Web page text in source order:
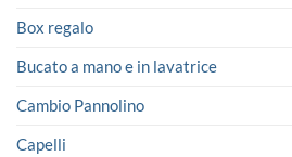
Box regalo
Bucato a mano e in lavatrice
Cambio Pannolino
Capelli